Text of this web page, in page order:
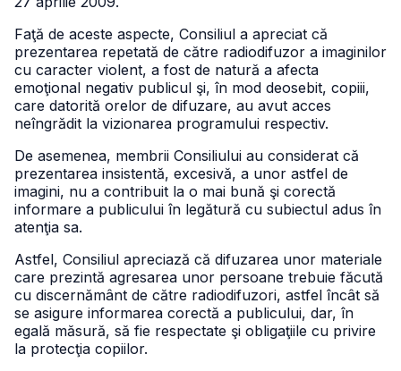
Faţă de aceste aspecte, Consiliul a apreciat că
prezentarea repetată de către radiodifuzor a imaginilor
cu caracter violent, a fost de natură a afecta
emoţional negativ publicul şi, în mod deosebit, copiii,
care datorită orelor de difuzare, au avut acces
neîngrădit la vizionarea programului respectiv.
De asemenea, membrii Consiliului au considerat că
prezentarea insistentă, excesivă, a unor astfel de
imagini, nu a contribuit la o mai bună şi corectă
informare a publicului în legătură cu subiectul adus în
atenţia sa.
Astfel, Consiliul apreciază că difuzarea unor materiale
care prezintă agresarea unor persoane trebuie făcută
cu discernământ de către radiodifuzori, astfel încât să
se asigure informarea corectă a publicului, dar, în
egală măsură, să fie respectate şi obligaţiile cu privire
la protecţia copiilor.